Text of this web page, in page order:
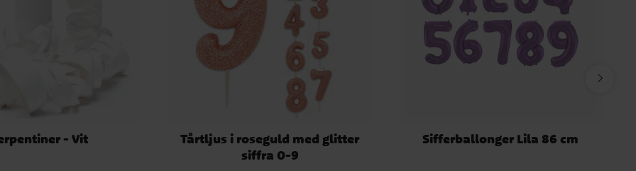
- Vit
Tårtljus i roseguld med glitter
siffra 0-9
Sifferballonger Lila 86 cm